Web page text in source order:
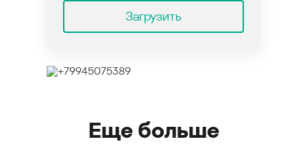
Загрузить
Еще больше